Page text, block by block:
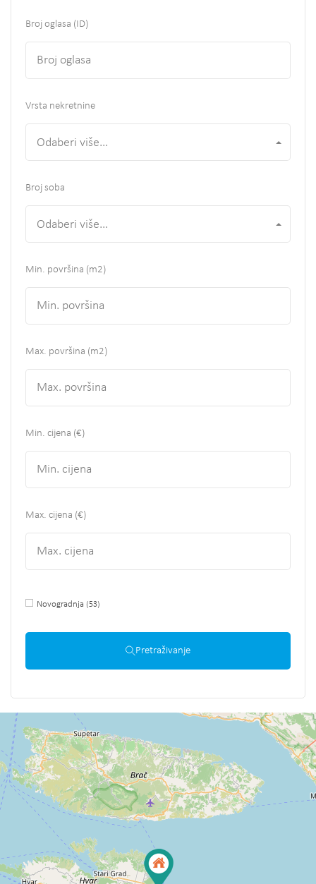
Broj oglasa (ID)
Vrsta nekretnine
Odaberi više...
Broj soba
Odaberi više...
Min. površina (m2)
Max. površina (m2)
Min. cijena (€)
Max. cijena (€)
Novogradnja (53)
Pretraživanje